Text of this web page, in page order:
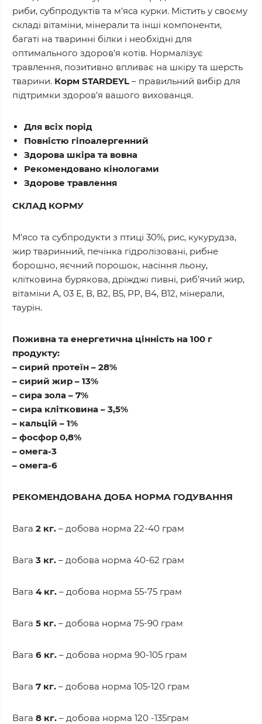
риби, субпродуктів та м’яса курки. Містить у своєму
складі вітаміни, мінерали та інші компоненти,
багаті на тваринні білки і необхідні для
оптимального здоров’я котів. Нормалізує
травлення, позитивно впливає на шкіру та шерсть
тварини. Корм STARDEYL – правильний вибір для
підтримки здоров’я вашого вихованця.
Для всіх порід
Повністю гіпоалергенний
Здорова шкіра та вовна
Рекомендовано кінологами
Здорове травлення
СКЛАД КОРМУ
М’ясо та субпродукти з птиці 30%, рис, кукурудза,
жир тваринний, печінка гідролізовані, рибне
борошно, яєчний порошок, насіння льону,
клітковина бурякова, дріжджі пивні, риб’ячий жир,
вітаміни А, 03 Е, В, В2, В5, РР, В4, В12, мінерали,
таурін.
Поживна та енергетична цінність на 100 г
продукту:
– сирий протеїн – 28%
– сирий жир – 13%
– сира зола – 7%
– сира клітковина – 3,5%
– кальцій – 1%
– фосфор 0,8%
– омега-3
– омега-6
РЕКОМЕНДОВАНА ДОБА НОРМА ГОДУВАННЯ
Вага 2 кг. – добова норма 22-40 грам
Вага 3 кг. – добова норма 40-62 грам
Вага 4 кг. – добова норма 55-75 грам
Вага 5 кг. – добова норма 75-90 грам
Вага 6 кг. – добова норма 90-105 грам
Вага 7 кг. – добова норма 105-120 грам
Вага 8 кг. – добова норма 120 -135грам